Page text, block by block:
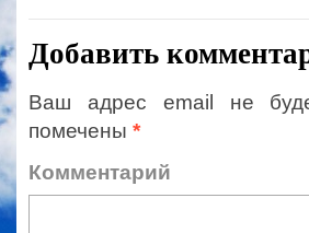
Добавить
Ваш адрес email не
помечены *